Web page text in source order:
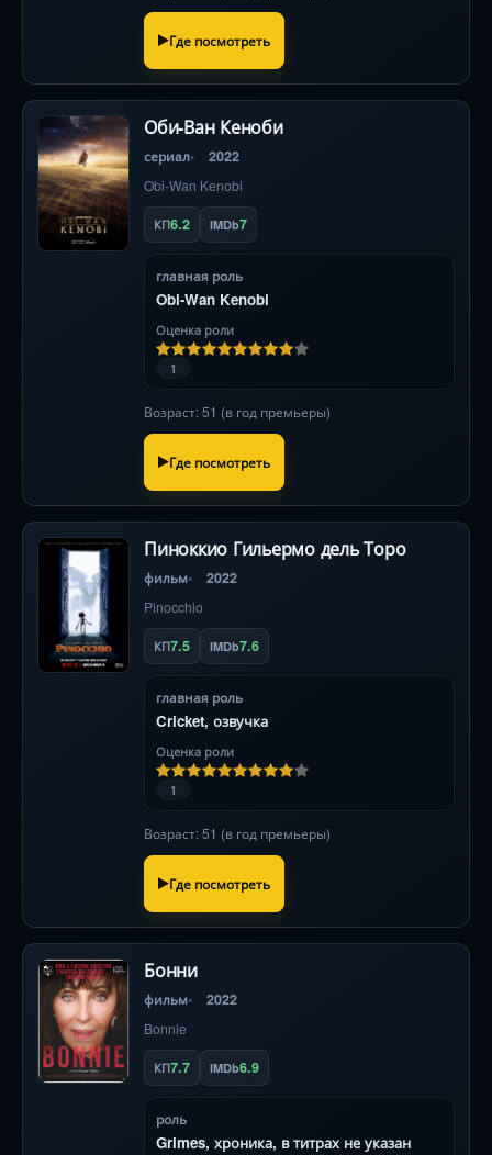
Где посмотреть
Оби-Ван Кеноби
сериал 2022
Obi-Wan Kenobi
КП6.2 IMDb7
главная роль
Obi-Wan Kenobi
Оценка роли
1
Возраст: 51 (в год премьеры)
Где посмотреть
Пиноккио Гильермо дель Торо
фильм 2022
Pinocchio
КП7.5 IMDb7.6
главная роль
Cricket, озвучка
Оценка роли
1
Возраст: 51 (в год премьеры)
Где посмотреть
Бонни
фильм 2022
Bonnie
КП7.7 IMDb6.9
роль
Grimes, хроника, в титрах не указан